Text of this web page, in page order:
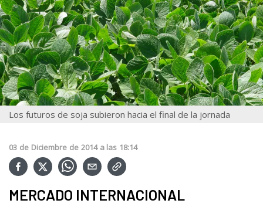
Los futuros de soja subieron hacia el final de la jornada
03 de Diciembre de 2014 a las 18:14
MERCADO INTERNACIONAL